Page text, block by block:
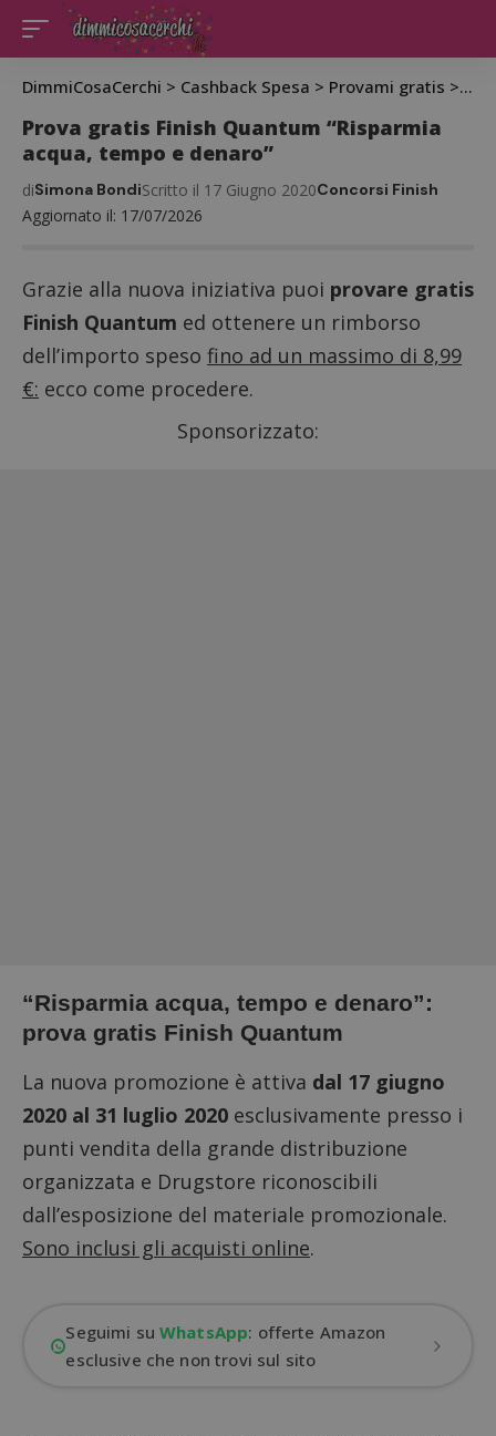
DimmiCosaCerchi > Cashback Spesa > Provami gratis >
Prova gratis Finish Quantum “Risparmia
acqua, tempo e denaro”
Aggiornato il: 17/07/2026
diSimona BondiScritto il 17 Giugno 2020Concorsi Finish
Grazie alla nuova iniziativa puoi provare gratis
Finish Quantum ed ottenere un rimborso
dell’importo speso fino ad un massimo di 8,99
€: ecco come procedere.
Sponsorizzato:
“Risparmia acqua, tempo e denaro”:
prova gratis Finish Quantum
La nuova promozione è attiva dal 17 giugno
2020 al 31 luglio 2020 esclusivamente presso i
punti vendita della grande distribuzione
organizzata e Drugstore riconoscibili
dall’esposizione del materiale promozionale.
Sono inclusi gli acquisti online.
Seguimi suWhatsApp: offerte Amazon
esclusive che non trovi sul sito